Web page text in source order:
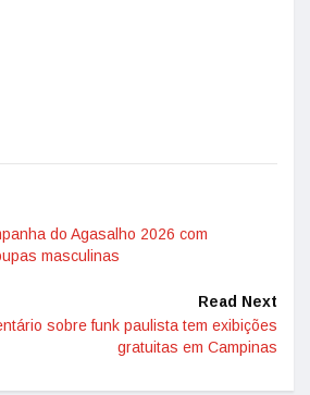
do Agasalho 2026 com
masculinas
Read Next
sobre funk paulista tem exibições
gratuitas em Campinas